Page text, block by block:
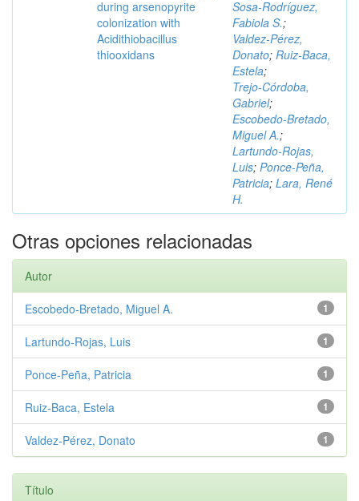
during arsenopyrite
colonization with
Acidithiobacillus
thiooxidans
Sosa‑Rodríguez,
Fabiola S.;
Valdez‑Pérez,
Donato; Ruiz‑Baca,
Estela;
Trejo‑Córdoba,
Gabriel;
Escobedo‑Bretado,
Miguel A.;
Lartundo‑Rojas,
Luis; Ponce‑Peña,
Patricia; Lara, René
H.
Otras opciones relacionadas
Autor
1
Escobedo‑Bretado, Miguel A.
1
Lartundo‑Rojas, Luis
1
Ponce‑Peña, Patricia
1
Ruiz‑Baca, Estela
1
Valdez‑Pérez, Donato
Título